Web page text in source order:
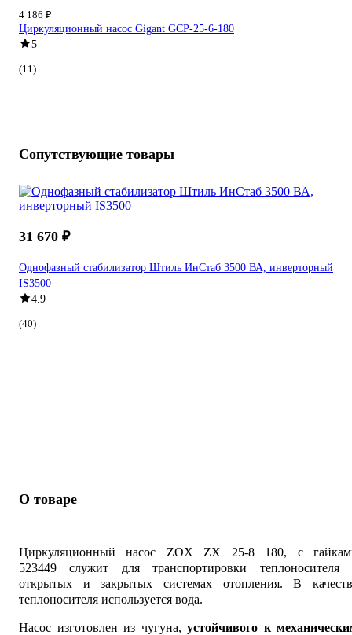
4 186 ₽
Циркуляционный насос Gigant GСP-25-6-180
5
(11)
Сопутствующие товары
31 670 ₽
Однофазный стабилизатор Штиль ИнСтаб 3500 ВА, инверторный
IS3500
4.9
(40)
О товаре
Циркуляционный насос ZOX ZX 25-8 180, с
523449 служит для транспортировки теплоносителя
открытых и закрытых системах отопления. В
теплоносителя используется вода.
Насос изготовлен из чугуна, устойчивого к